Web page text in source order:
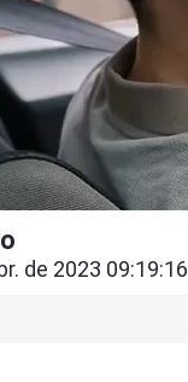
de 2023 09:19:16